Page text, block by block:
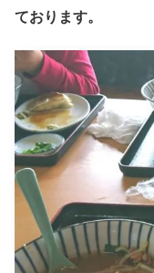
ております。